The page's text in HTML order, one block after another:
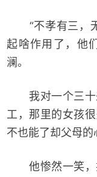
“不孝有三，无
起啥作用了，他
澜。
我对一个三十
工，那里的女孩
不也能了却父母的
他惨然一笑，